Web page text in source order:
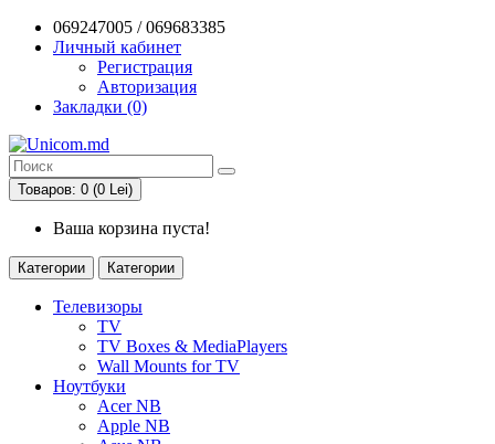
069247005 / 069683385
Личный кабинет
Регистрация
Авторизация
Закладки (0)
Товаров: 0 (0 Lei)
Ваша корзина пуста!
Категории Категории
Телевизоры
TV
TV Boxes & MediaPlayers
Wall Mounts for TV
Ноутбуки
Acer NB
Apple NB